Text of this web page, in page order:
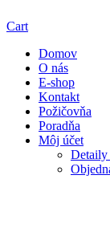
Cart
Domov
O nás
E-shop
Kontakt
Požičovňa
Poradňa
Môj účet
Detaily